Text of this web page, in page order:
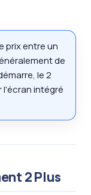
prix entre un
de
le 2
l'écran intégré
2 Plus